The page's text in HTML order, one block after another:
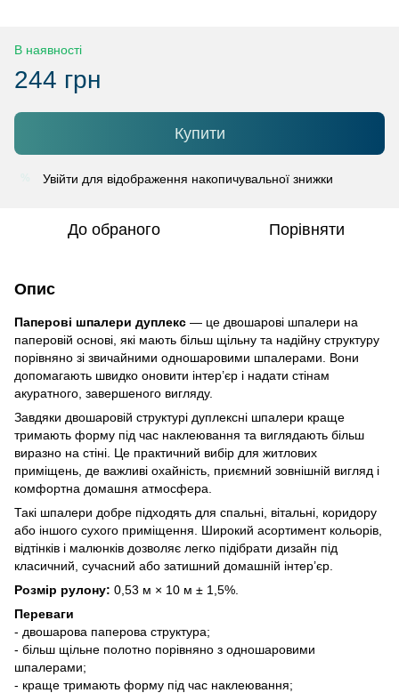
В наявності
244 грн
Купити
Увійти для відображення накопичувальної знижки
До обраного Порівняти
Опис
Паперові шпалери дуплекс — це двошарові шпалери на
паперовій основі, які мають більш щільну та надійну структуру
порівняно зі звичайними одношаровими шпалерами. Вони
допомагають швидко оновити інтер’єр і надати стінам
акуратного, завершеного вигляду.
Завдяки двошаровій структурі дуплексні шпалери краще
тримають форму під час наклеювання та виглядають більш
виразно на стіні. Це практичний вибір для житлових
приміщень, де важливі охайність, приємний зовнішній вигляд і
комфортна домашня атмосфера.
Такі шпалери добре підходять для спальні, вітальні, коридору
або іншого сухого приміщення. Широкий асортимент кольорів,
відтінків і малюнків дозволяє легко підібрати дизайн під
класичний, сучасний або затишний домашній інтер’єр.
Розмір рулону: 0,53 м × 10 м ± 1,5%.
Переваги
- двошарова паперова структура;
- більш щільне полотно порівняно з одношаровими
шпалерами;
- краще тримають форму під час наклеювання;